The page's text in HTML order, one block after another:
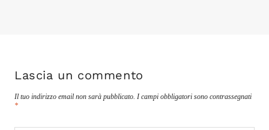
Lascia un commento
Il tuo indirizzo email non sarà pubblicato. I campi obbligatori sono contrassegnati
*